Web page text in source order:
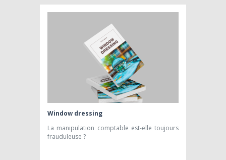
Window dressing
La manipulation comptable est-elle toujours
frauduleuse ?